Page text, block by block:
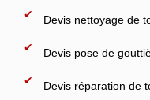
Devis nettoyage de
Devis pose de
Devis réparation de